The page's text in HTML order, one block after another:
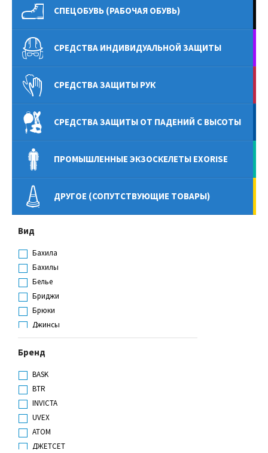
СПЕЦОБУВЬ (РАБОЧАЯ ОБУВЬ)
СРЕДСТВА ИНДИВИДУАЛЬНОЙ ЗАЩИТЫ
СРЕДСТВА ЗАЩИТЫ РУК
СРЕДСТВА ЗАЩИТЫ ОТ ПАДЕНИЙ С ВЫСОТЫ
ПРОМЫШЛЕННЫЕ ЭКЗОСКЕЛЕТЫ EXORISE
ДРУГОЕ (СОПУТСТВУЮЩИЕ ТОВАРЫ)
Вид
Бахила
Бахилы
Белье
Бриджи
Брюки
Джинсы
Жилет
Жилет сигнальный
Бренд
BASK
BTR
INVICTA
UVEX
АТОМ
ДЖЕТСЕТ